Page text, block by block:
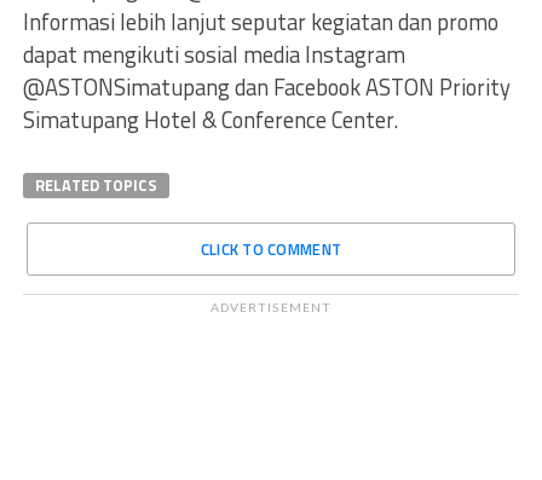
Informasi lebih lanjut seputar kegiatan dan promo
dapat mengikuti sosial media Instagram
@ASTONSimatupang dan Facebook ASTON Priority
Simatupang Hotel & Conference Center.
RELATED TOPICS
CLICK TO COMMENT
ADVERTISEMENT